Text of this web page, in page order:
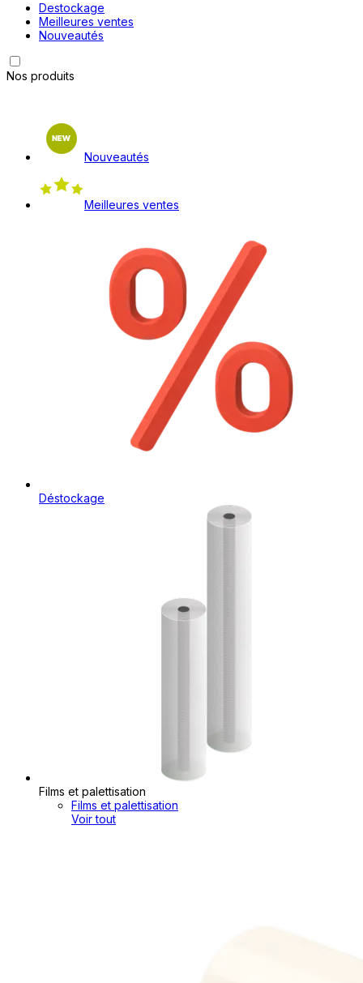
Destockage
Meilleures ventes
Nouveautés
Nos produits
Nouveautés
Meilleures ventes
Déstockage
Films et palettisation
Films et palettisation
Voir tout